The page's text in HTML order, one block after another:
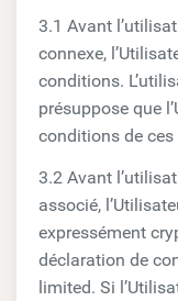
3.1 Avant
connexe,
conditions.
présuppose que
conditions de
3.2 Avant
associé,
expressément
déclaration de
limited. Si